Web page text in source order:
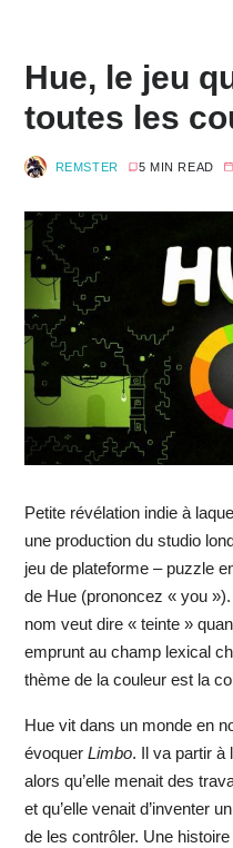
Hue, le jeu
toutes les
REMSTER 5 MIN READ
Petite révélation indie à
une production du studio
jeu de plateforme – puzzle
de Hue (prononcez « you
nom veut dire « teinte »
emprunt au champ lexical
thème de la couleur est la
Hue vit dans un monde en
évoquer Limbo. Il va partir à
alors qu’elle menait des
et qu’elle venait d’inventer
de les contrôler. Une